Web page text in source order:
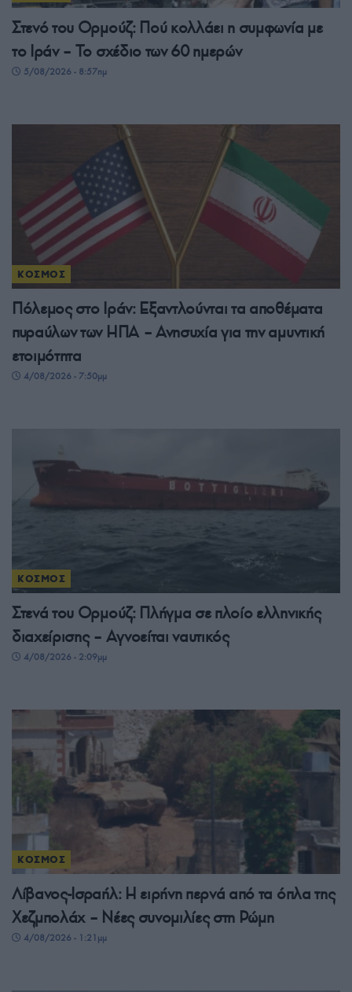
Στενό του Ορμούζ: Πού κολλάει η συμφωνία με
το Ιράν – Το σχέδιο των 60 ημερών
5/08/2026 - 8:57πμ
ΚΟΣΜΟΣ
Πόλεμος στο Ιράν: Εξαντλούνται τα αποθέματα
πυραύλων των ΗΠΑ – Ανησυχία για την αμυντική
ετοιμότητα
4/08/2026 - 7:50μμ
ΚΟΣΜΟΣ
Στενά του Ορμούζ: Πλήγμα σε πλοίο ελληνικής
διαχείρισης – Αγνοείται ναυτικός
4/08/2026 - 2:09μμ
ΚΟΣΜΟΣ
Λίβανος-Ισραήλ: Η ειρήνη περνά από τα όπλα της
Χεζμπολάχ – Νέες συνομιλίες στη Ρώμη
4/08/2026 - 1:21μμ